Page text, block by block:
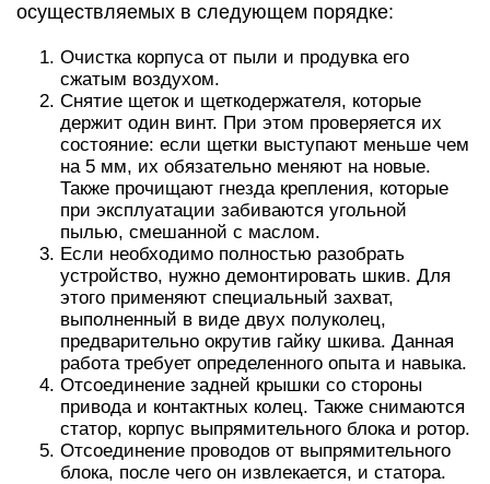
осуществляемых в следующем порядке:
Очистка корпуса от пыли и продувка его
сжатым воздухом.
Снятие щеток и щеткодержателя, которые
держит один винт. При этом проверяется их
состояние: если щетки выступают меньше чем
на 5 мм, их обязательно меняют на новые.
Также прочищают гнезда крепления, которые
при эксплуатации забиваются угольной
пылью, смешанной с маслом.
Если необходимо полностью разобрать
устройство, нужно демонтировать шкив. Для
этого применяют специальный захват,
выполненный в виде двух полуколец,
предварительно окрутив гайку шкива. Данная
работа требует определенного опыта и навыка.
Отсоединение задней крышки со стороны
привода и контактных колец. Также снимаются
статор, корпус выпрямительного блока и ротор.
Отсоединение проводов от выпрямительного
блока, после чего он извлекается, и статора.